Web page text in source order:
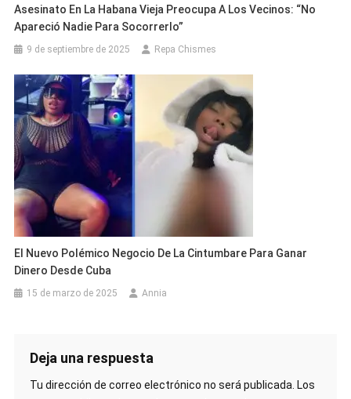
Asesinato En La Habana Vieja Preocupa A Los Vecinos: “No
Apareció Nadie Para Socorrerlo”
9 de septiembre de 2025 Repa Chismes
El Nuevo Polémico Negocio De La Cintumbare Para Ganar
Dinero Desde Cuba
15 de marzo de 2025 Annia
Deja una respuesta
Tu dirección de correo electrónico no será publicada. Los